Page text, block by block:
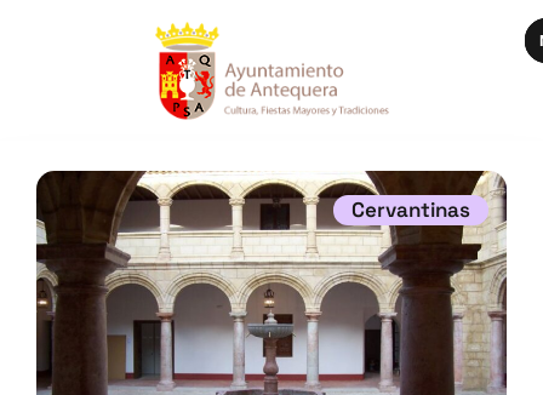
Cervantinas